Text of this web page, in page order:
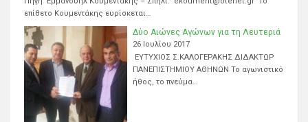
επίθετο Κουμεντάκης ευρίσκεται…
Δύο Αιώνες Αγώνων για τη Λευτεριά
26 Ιουλίου 2017
ΕΥΤΥΧΙΟΣ Σ.ΚΑΛΟΓΕΡΑΚΗΣ ΔΙΔΑΚΤΩΡ
ΠΑΝΕΠΙΣΤΗΜΙΟΥ ΑΘΗΝΩΝ Το αγωνιστικό
ήθος, το πνεύμα…